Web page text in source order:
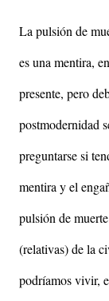
La pulsión de
es una mentira,
presente, pero
postmodernidad
preguntarse si
mentira y el
pulsión de
(relativas) de la
podríamos vivir,